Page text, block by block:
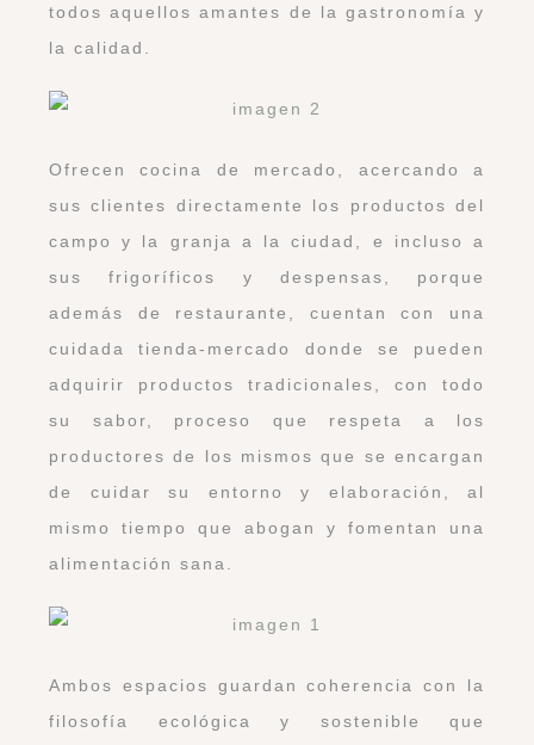
todos aquellos amantes de la gastronomía y
la calidad.
Ofrecen cocina de mercado, acercando a
sus clientes directamente los productos del
campo y la granja a la ciudad, e incluso a
sus frigoríficos y despensas, porque
además de restaurante, cuentan con una
cuidada tienda-mercado donde se pueden
adquirir productos tradicionales, con todo
su sabor, proceso que respeta a los
productores de los mismos que se encargan
de cuidar su entorno y elaboración, al
mismo tiempo que abogan y fomentan una
alimentación sana.
Ambos espacios guardan coherencia con la
filosofía ecológica y sostenible que